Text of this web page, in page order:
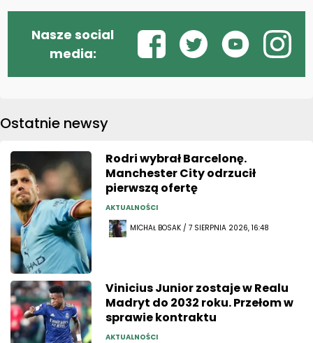
Nasze social
media:
Ostatnie newsy
Rodri wybrał Barcelonę.
Manchester City odrzucił
pierwszą ofertę
AKTUALNOŚCI
MICHAŁ BOSAK / 7 SIERPNIA 2026, 16:48
Vinicius Junior zostaje w Realu
Madryt do 2032 roku. Przełom w
sprawie kontraktu
AKTUALNOŚCI